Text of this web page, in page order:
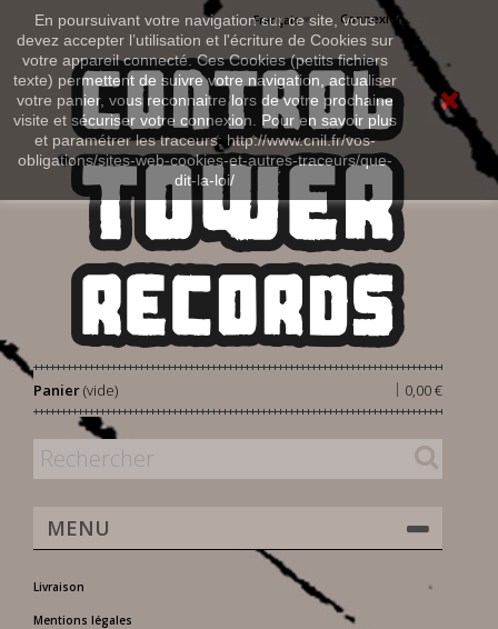
En poursuivant votre navigation sur ce site, vous
devez accepter l’utilisation et l'écriture de Cookies sur
votre appareil connecté. Ces Cookies (petits fichiers
texte) permettent de suivre votre navigation, actualiser
votre panier, vous reconnaitre lors de votre prochaine
visite et sécuriser votre connexion. Pour en savoir plus
et paramétrer les traceurs: http://www.cnil.fr/vos-
obligations/sites-web-cookies-et-autres-traceurs/que-
dit-la-loi/
Connexion
Français
Panier 0,00 €
|
(vide)
MENU
Livraison
Mentions légales